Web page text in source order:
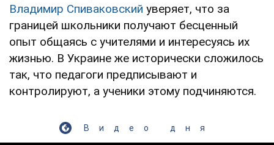
Владимир Спиваковский уверяет, что за
границей школьники получают бесценный
опыт общаясь с учителями и интересуясь их
жизнью. В Украине же исторически сложилось
так, что педагоги предписывают и
контролируют, а ученики этому подчиняются.
Видео дня